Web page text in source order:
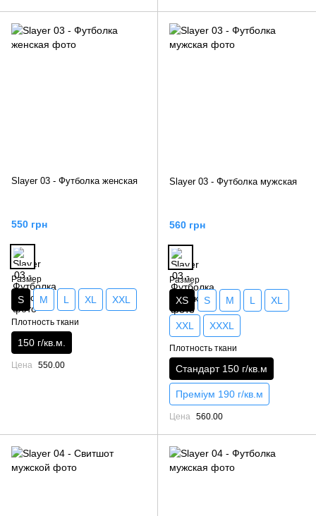
Slayer 03 - Футболка женская
550 грн
Размер
S M L XL XXL
Плотность ткани
150 г/кв.м.
Цена 550.00
Slayer 03 - Футболка мужская
560 грн
Размер
XS S M L XL
XXL XXXL
Плотность ткани
Стандарт 150 г/кв.м
Преміум 190 г/кв.м
Цена 560.00